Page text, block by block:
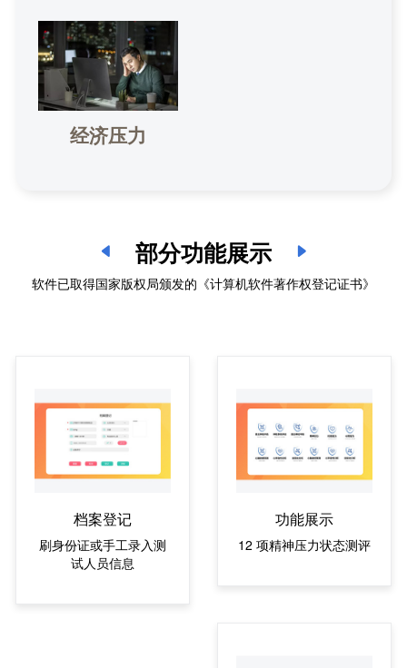
经济压力
部分功能展示
软件已取得国家版权局颁发的《计算机软件著作权登记证书》
档案登记
刷身份证或手工录入测
试人员信息
功能展示
12 项精神压力状态测评